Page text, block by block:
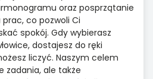
oraz posprzątanie
co pozwoli Ci
spokój. Gdy wybierasz
dostajesz do ręki
liczyć. Naszym celem
zadania, ale także